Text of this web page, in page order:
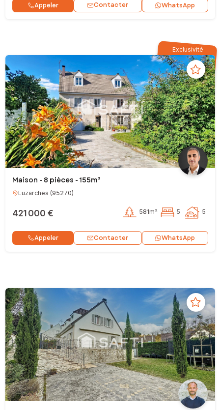
Appeler Contacter WhatsApp
Exclusivité
Maison - 8 pièces - 155m²
Luzarches (95270)
421 000 € 581m² 5 5
Appeler Contacter WhatsApp